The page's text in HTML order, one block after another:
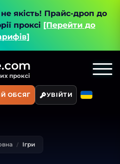
якість! Прайс-дроп до
проксі [Перейти до
проксі
ОБСЯГ УВІЙТИ
Ігри